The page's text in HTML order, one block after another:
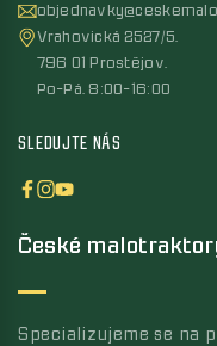
Vrahovická 2527/5,
796 01 Prostějov,
Po-Pá, 8:00-16:00
SLEDUJTE NÁS
České
Specializujeme se na